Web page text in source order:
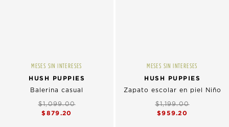
MESES SIN INTERESES
HUSH PUPPIES
Balerina casual
$1,099.00
$879.20
MESES SIN INTERESES
HUSH PUPPIES
Zapato escolar en piel Niño
$1,199.00
$959.20